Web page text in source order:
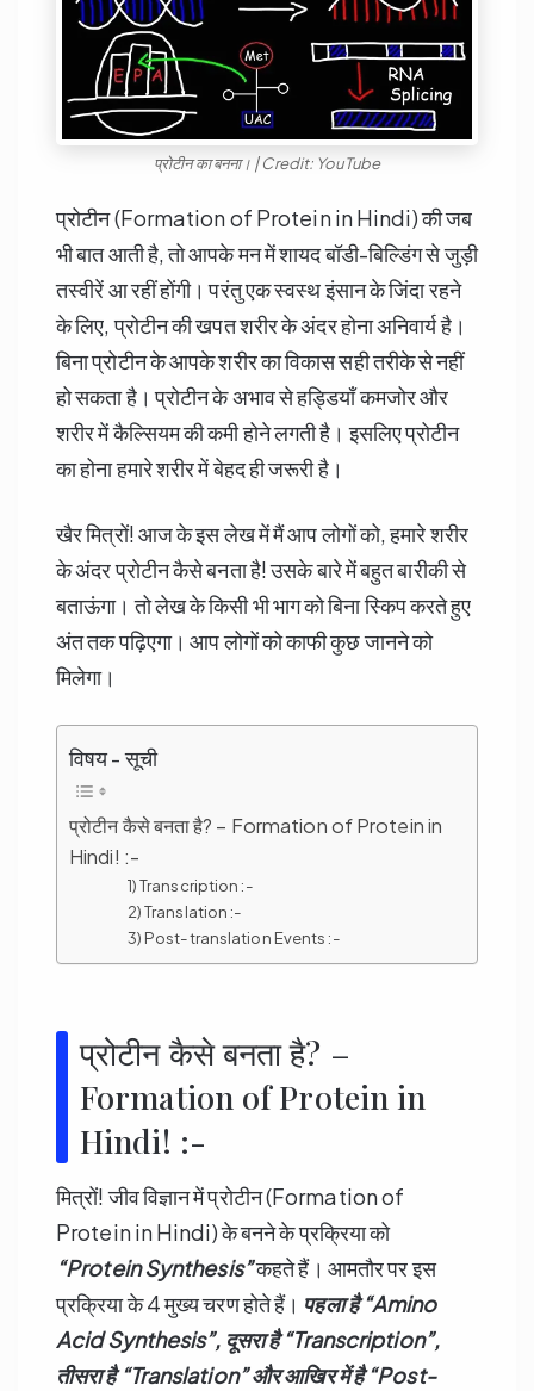
प्रोटीन का बनना। | Credit: YouTube
प्रोटीन (Formation of Protein in Hindi) की जब
भी बात आती है, तो आपके मन में शायद बॉडी-बिल्डिंग से जुड़ी
तस्वीरें आ रहीं होंगी। परंतु एक स्वस्थ इंसान के जिंदा रहने
के लिए, प्रोटीन की खपत शरीर के अंदर होना अनिवार्य है।
बिना प्रोटीन के आपके शरीर का विकास सही तरीके से नहीं
हो सकता है। प्रोटीन के अभाव से हड्डियाँ कमजोर और
शरीर में कैल्सियम की कमी होने लगती है। इसलिए प्रोटीन
का होना हमारे शरीर में बेहद ही जरूरी है।
खैर मित्रों! आज के इस लेख में मैं आप लोगों को, हमारे शरीर
के अंदर प्रोटीन कैसे बनता है! उसके बारे में बहुत बारीकी से
बताऊंगा। तो लेख के किसी भी भाग को बिना स्किप करते हुए
अंत तक पढ़िएगा। आप लोगों को काफी कुछ जानने को
मिलेगा।
विषय - सूची
प्रोटीन कैसे बनता है? – Formation of Protein in
Hindi! :-
1) Transcription :-
2) Translation :-
3) Post-translation Events :-
प्रोटीन कैसे बनता है? –
Formation of Protein in
Hindi! :-
मित्रों! जीव विज्ञान में प्रोटीन (Formation of
Protein in Hindi) के बनने के प्रक्रिया को
“Protein Synthesis”कहते हैं। आमतौर पर इस
प्रक्रिया के 4 मुख्य चरण होते हैं। पहला है “Amino
Acid Synthesis”, दूसरा है “Transcription”,
तीसरा है “Translation”और आखिर में है “Post-